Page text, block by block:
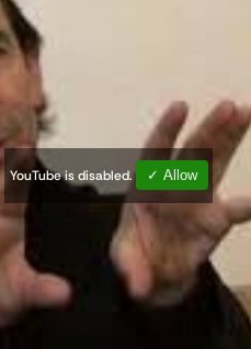
YouTube is disabled. ✓ Allow